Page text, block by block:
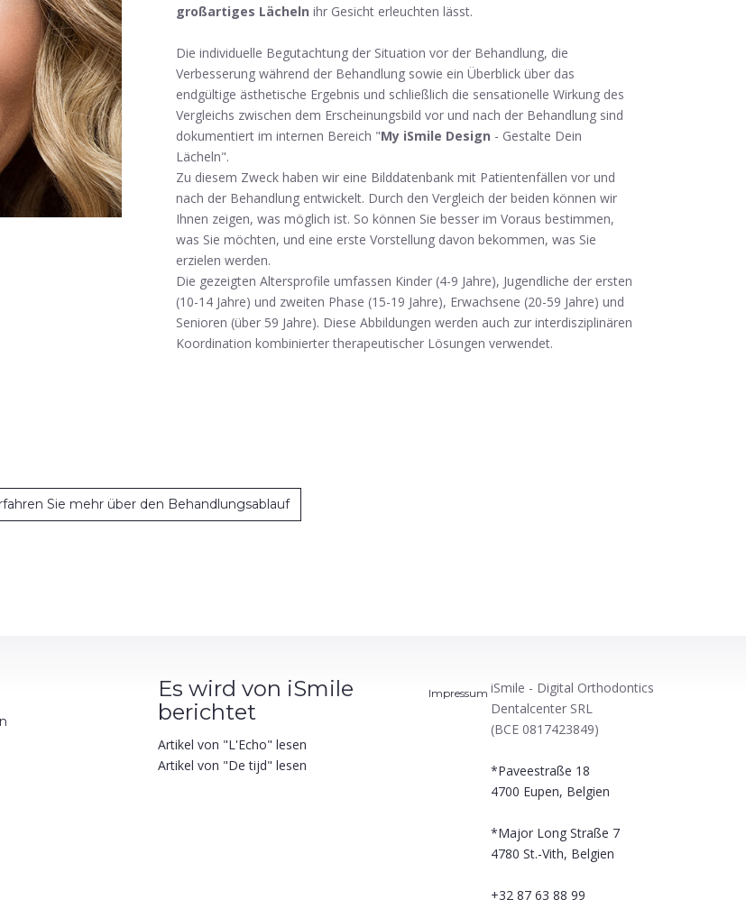
großartiges Lächeln ihr Gesicht erleuchten lässt.
Die individuelle Begutachtung der Situation vor der Behandlung, die
Verbesserung während der Behandlung sowie ein Überblick über das
endgültige ästhetische Ergebnis und schließlich die sensationelle Wirkung des
Vergleichs zwischen dem Erscheinungsbild vor und nach der Behandlung sind
dokumentiert im internen Bereich "My iSmile Design - Gestalte Dein
Lächeln".
Zu diesem Zweck haben wir eine Bilddatenbank mit Patientenfällen vor und
nach der Behandlung entwickelt. Durch den Vergleich der beiden können wir
Ihnen zeigen, was möglich ist. So können Sie besser im Voraus bestimmen,
was Sie möchten, und eine erste Vorstellung davon bekommen, was Sie
erzielen werden.
Die gezeigten Altersprofile umfassen Kinder (4-9 Jahre), Jugendliche der ersten
(10-14 Jahre) und zweiten Phase (15-19 Jahre), Erwachsene (20-59 Jahre) und
Senioren (über 59 Jahre). Diese Abbildungen werden auch zur interdisziplinären
Koordination kombinierter therapeutischer Lösungen verwendet.
Sie mehr über den Behandlungsablauf
Es wird von iSmile
berichtet
Artikel von "L'Echo" lesen
Artikel von "De tijd" lesen
iSmile - Digital Orthodontics
Dentalcenter SRL
(BCE 0817423849)
*Paveestraße 18
4700 Eupen, Belgien
*Major Long Straße 7
4780 St.-Vith, Belgien
+32 87 63 88 99
Impressum